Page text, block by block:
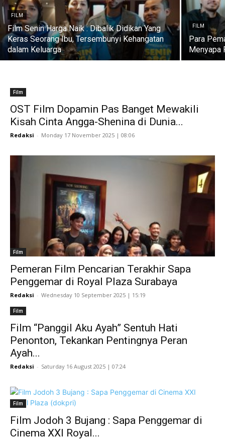
FILM
Film Senin Harga Naik : Dibalik Didikan Yang
Keras Seorang Ibu, Tersembunyi Kehangatan
dalam Keluarga
FILM
Para
Menyapa
Film
OST Film Dopamin Pas Banget Mewakili
Kisah Cinta Angga-Shenina di Dunia...
Redaksi - Monday 17 November 2025 | 08:06
Film
Pemeran Film Pencarian Terakhir Sapa
Penggemar di Royal Plaza Surabaya
Redaksi - Wednesday 10 September 2025 | 15:19
Film
Film “Panggil Aku Ayah” Sentuh Hati
Penonton, Tekankan Pentingnya Peran
Ayah...
Redaksi - Saturday 16 August 2025 | 07:24
Film
Film Jodoh 3 Bujang : Sapa Penggemar di
Cinema XXI Royal...